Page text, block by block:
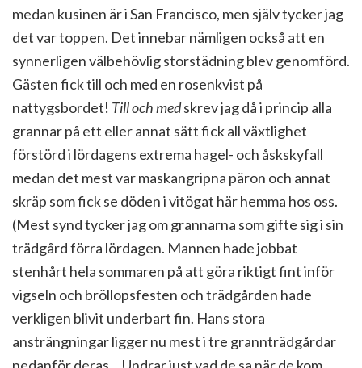
medan kusinen är i San Francisco, men själv tycker jag
det var toppen. Det innebar nämligen också att en
synnerligen välbehövlig storstädning blev genomförd.
Gästen fick till och med en rosenkvist på
nattygsbordet! Till och medskrev jag då i princip alla
grannar på ett eller annat sätt fick all växtlighet
förstörd i lördagens extrema hagel- och åskskyfall
medan det mest var maskangripna päron och annat
skräp som fick se döden i vitögat här hemma hos oss.
(Mest synd tycker jag om grannarna som gifte sig i sin
trädgård förra lördagen. Mannen hade jobbat
stenhårt hela sommaren på att göra riktigt fint inför
vigseln och bröllopsfesten och trädgården hade
verkligen blivit underbart fin. Hans stora
ansträngningar ligger nu mest i tre grannträdgårdar